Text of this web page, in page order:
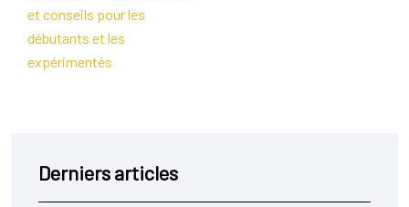
et conseils pour les
débutants et les
expérimentés
Derniers articles